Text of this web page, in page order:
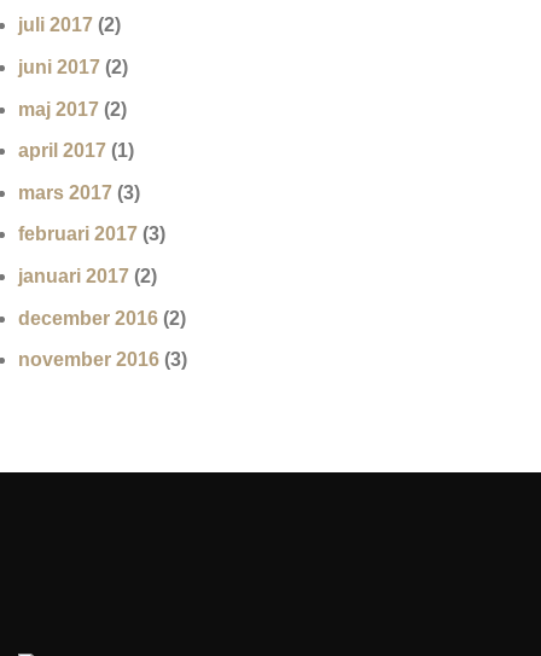
juli 2017 (2)
juni 2017 (2)
maj 2017 (2)
april 2017 (1)
mars 2017 (3)
februari 2017 (3)
januari 2017 (2)
december 2016 (2)
november 2016 (3)